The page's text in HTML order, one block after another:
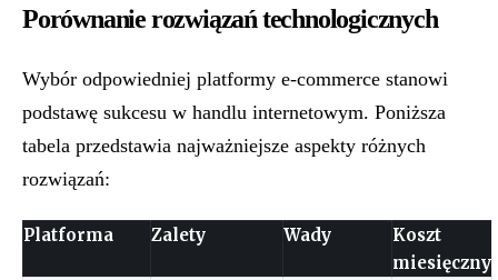
Porównanie rozwiązań technologicznych
Wybór odpowiedniej platformy e-commerce stanowi
podstawę sukcesu w handlu internetowym. Poniższa
tabela przedstawia najważniejsze aspekty różnych
rozwiązań:
Platforma Zalety Wady
Koszt
miesięczny